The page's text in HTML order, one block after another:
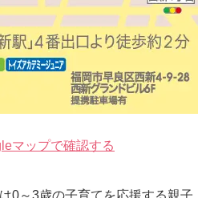
マップで確認する
0～3歳の子育てを応援する親子